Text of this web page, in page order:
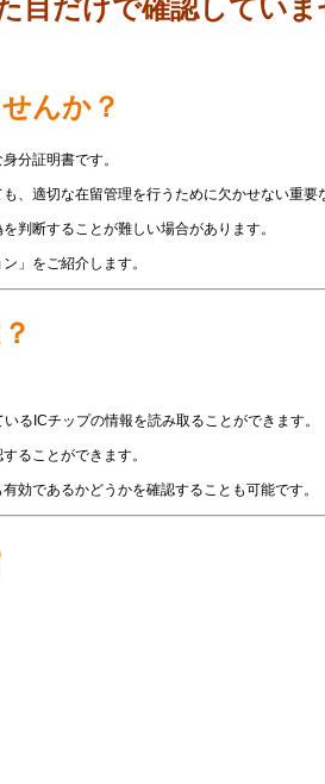
目だけで確認してい
んか？
分証明書です。
、適切な在留管理を行うために欠かせない重要
判断することが難しい場合があります。
」をご紹介します。
るICチップの情報を読み取ることができます。
ることができます。
効であるかどうかを確認することも可能です。